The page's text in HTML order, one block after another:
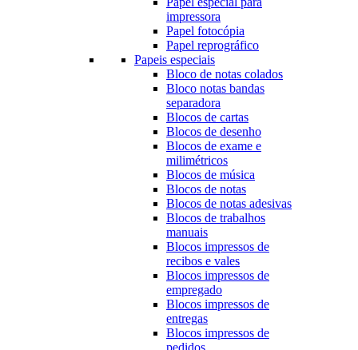
impressora
Papel fotocópia
Papel reprográfico
Papeis especiais
Bloco de notas colados
Bloco notas bandas
separadora
Blocos de cartas
Blocos de desenho
Blocos de exame e
milimétricos
Blocos de música
Blocos de notas
Blocos de notas adesivas
Blocos de trabalhos
manuais
Blocos impressos de
recibos e vales
Blocos impressos de
empregado
Blocos impressos de
entregas
Blocos impressos de
pedidos